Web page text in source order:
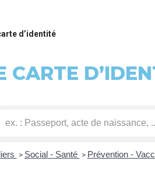
d’identité
CARTE
> Social - Santé > Prévention -